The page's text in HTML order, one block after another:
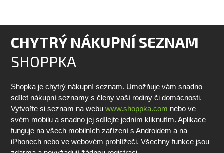
CHYTRÝ NÁKUPNÍ SEZNAM
SHOPPKA
Shopka je chytrý nákupní seznam. Umožňuje vám snadno
sdílet nákupní seznamy s členy vaší rodiny či domácnosti.
Vytvořte si seznam na webuwww.shoppka.com nebo ve
svém mobilu a snadno jej sdílejte jedním kliknutím. Aplikace
funguje na všech mobilních zařízení s Androidem a na
iPhonech nebo ve webovém prohlížeči. Všechny funkce jsou